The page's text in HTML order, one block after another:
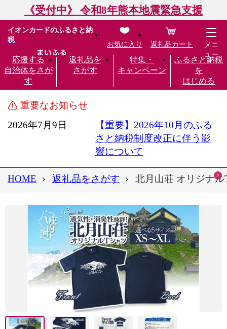
《受付中》 令和8年熊本地震緊急支援
イオンカードのふるさと納
税
応援する
自治体をさが
す
返礼品を
さがす
特集・
キャンペーン
ふるさと納税
を
はじめる
お気に入り 返礼品カート
メニ
ュー
重要なお知らせ
2026年7月9日
【重要】2026年10月のふる
さと納税制度改正に伴う影
響について
HOME 返礼品をさがす 北月山荘 オリジナ